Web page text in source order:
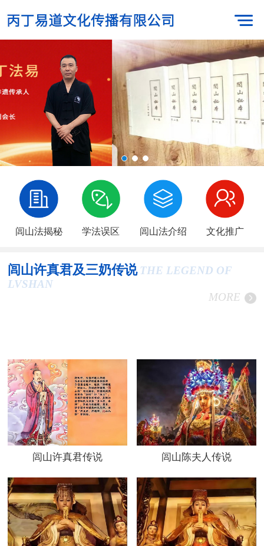
闾山法揭秘 学法误区 闾山法介绍 文化推广
闾山许真君及三奶传说 THE LEGEND OF
LVSHAN
MORE
闾山许真君传说 闾山陈夫人传说